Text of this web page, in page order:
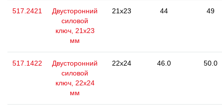
517.2421
Двусторонний
силовой
ключ, 21x23
мм
21x23 44 49
517.1422
Двусторонний
силовой
ключ, 22x24
мм
22x24 46.0 50.0